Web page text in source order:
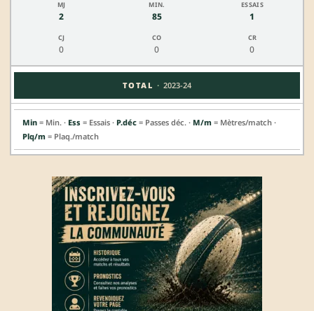
2 85 1
0 0 0
TOTAL · 2023-24
Min = Min. · Ess = Essais · P.déc = Passes déc. · M/m = Mètres/match ·
Plq/m = Plaq./match